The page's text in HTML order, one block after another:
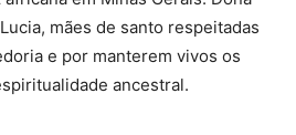
mães de santo respeitadas
e por manterem vivos os
ancestral.